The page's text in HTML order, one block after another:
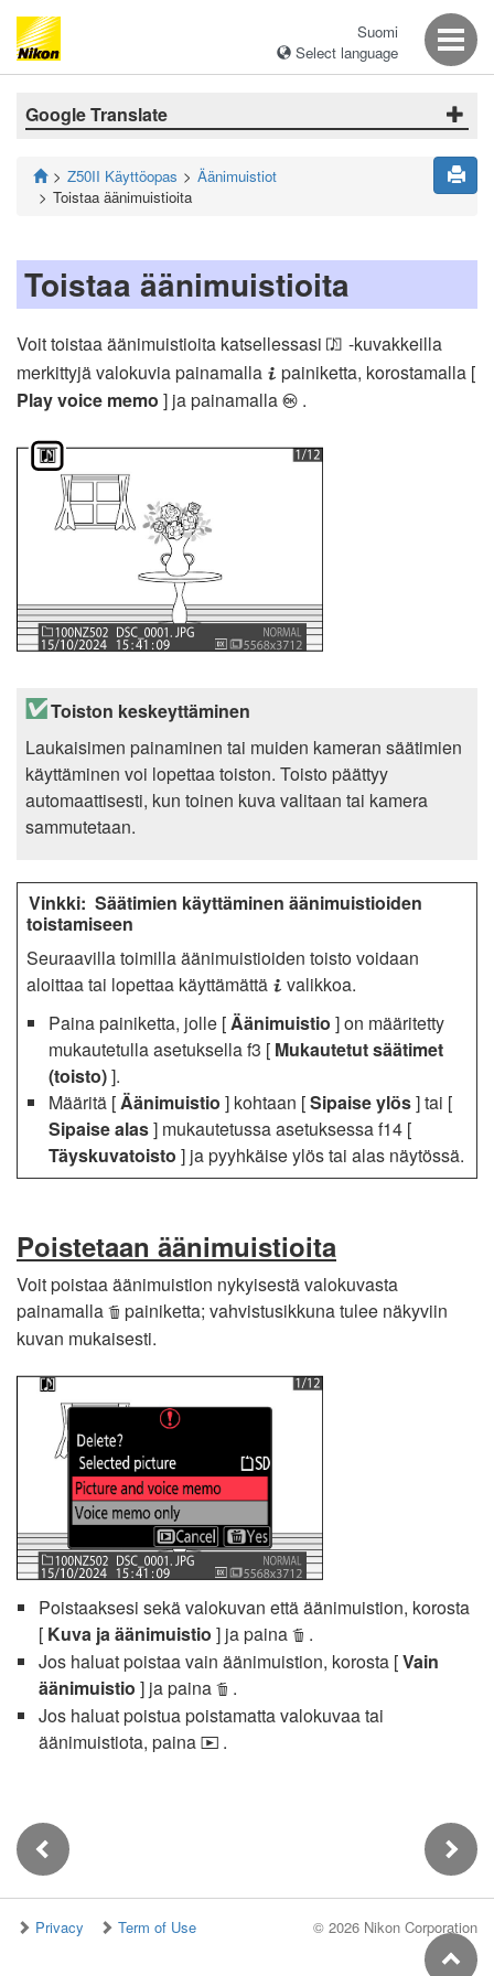
Suomi
Select language
Google Translate
Z50II Käyttöopas
Äänimuistiot
Toistaa äänimuistioita
Toistaa äänimuistioita
Voit toistaa äänimuistioita katsellessasi o -kuvakkeilla
merkittyjä valokuvia painamalla i painiketta, korostamalla [
Play voice memo ] ja painamalla J .
Toiston keskeyttäminen
Laukaisimen painaminen tai muiden kameran säätimien
käyttäminen voi lopettaa toiston. Toisto päättyy
automaattisesti, kun toinen kuva valitaan tai kamera
sammutetaan.
Säätimien käyttäminen äänimuistioiden
toistamiseen
Seuraavilla toimilla äänimuistioiden toisto voidaan
aloittaa tai lopettaa käyttämättä i valikkoa.
Paina painiketta, jolle [Äänimuistio ] on määritetty
mukautetulla asetuksella f3 [ Mukautetut säätimet
(toisto)].
Määritä [Äänimuistio ] kohtaan [Sipaise ylös] tai [
Sipaise alas] mukautetussa asetuksessa f14 [
Täyskuvatoisto ] ja pyyhkäise ylös tai alas näytössä.
Poistetaan äänimuistioita
Voit poistaa äänimuistion nykyisestä valokuvasta
painamalla O painiketta; vahvistusikkuna tulee näkyviin
kuvan mukaisesti.
Poistaaksesi sekä valokuvan että äänimuistion, korosta
[ Kuva ja äänimuistio ] ja paina O .
Jos haluat poistaa vain äänimuistion, korosta [Vain
äänimuistio ] ja paina O .
Jos haluat poistua poistamatta valokuvaa tai
äänimuistiota, paina K .
Privacy Term of Use © 2026 Nikon Corporation